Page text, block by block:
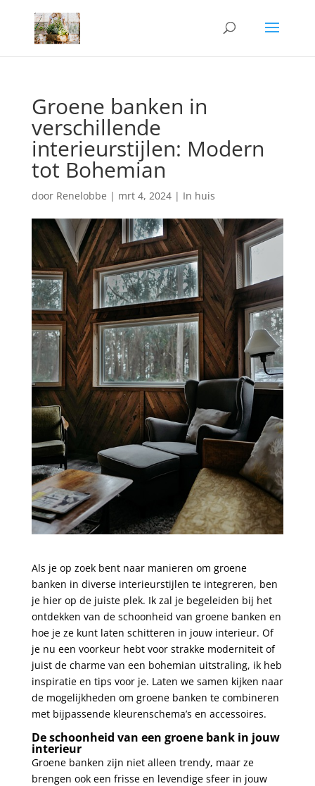
Groene banken in
verschillende
interieurstijlen: Modern
tot Bohemian
door Renelobbe | mrt 4, 2024| In huis
Als je op zoek bent naar manieren om groene
banken in diverse interieurstijlen te integreren, ben
je hier op de juiste plek. Ik zal je begeleiden bij het
ontdekken van de schoonheid van groene banken en
hoe je ze kunt laten schitteren in jouw interieur. Of
je nu een voorkeur hebt voor strakke moderniteit of
juist de charme van een bohemian uitstraling, ik heb
inspiratie en tips voor je. Laten we samen kijken naar
de mogelijkheden om groene banken te combineren
met bijpassende kleurenschema’s en accessoires.
De schoonheid van een groene bank in jouw
interieur
Groene banken zijn niet alleen trendy, maar ze
brengen ook een frisse en levendige sfeer in jouw